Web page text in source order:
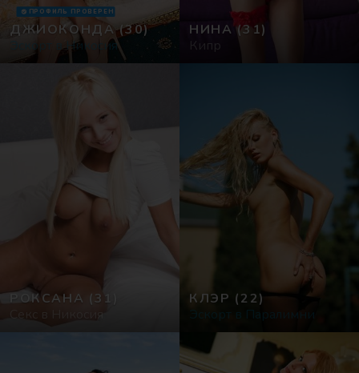
ДЖИОКОНДА (30)
Эскорт в Никосия
ПРОФИЛЬ ПРОВЕРЕН
НИНА (31)
Кипр
РОКСАНА (31)
КЛЭР (22)
Эскорт в Паралимни